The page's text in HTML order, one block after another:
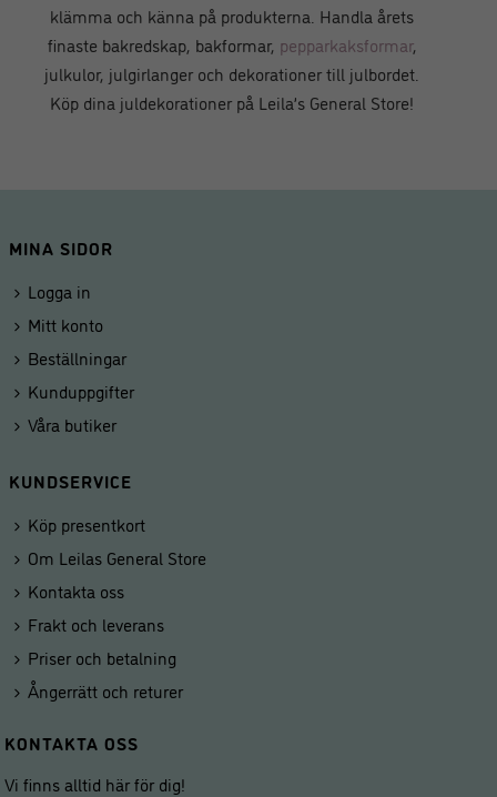
klämma och känna på produkterna. Handla årets
finaste bakredskap, bakformar, pepparkaksformar,
julkulor, julgirlanger och dekorationer till julbordet.
Köp dina juldekorationer på Leila’s General Store!
MINA SIDOR
Logga in
Mitt konto
Beställningar
Kunduppgifter
Våra butiker
KUNDSERVICE
Köp presentkort
Om Leilas General Store
Kontakta oss
Frakt och leverans
Priser och betalning
Ångerrätt och returer
KONTAKTA OSS
Vi finns alltid här för dig!